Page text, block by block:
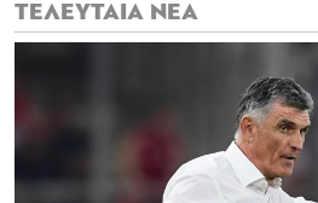
ΤΕΛΕΥΤΑΙΑ ΝΕΑ